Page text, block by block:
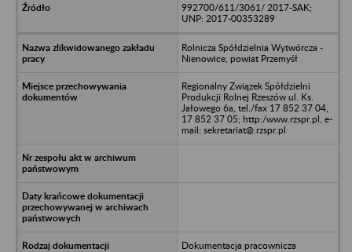
992700/611/3061/ 2017-SAK;
UNP: 2017-00353289
Rolnicza Spółdzielnia Wytwórcza -
Nienowice, powiat Przemyśł
Regionalny Związek Spółdzielni
Produkcji Rolnej Rzeszów ul. Ks.
Jałowego 6a, tel./fax 17 852 37 04,
17 852 37 05; http:/www.rzspr.pl, e-
mail: sekretariat@.rzspr.pl
Dokumentacja pracownicza